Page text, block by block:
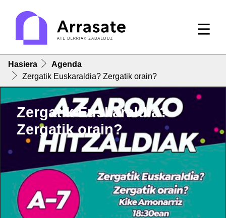
Hasiera
Agenda
Zergatik Euskaraldia? Zergatik orain?
Zergatik Euskaraldia?
Zergatik orain?